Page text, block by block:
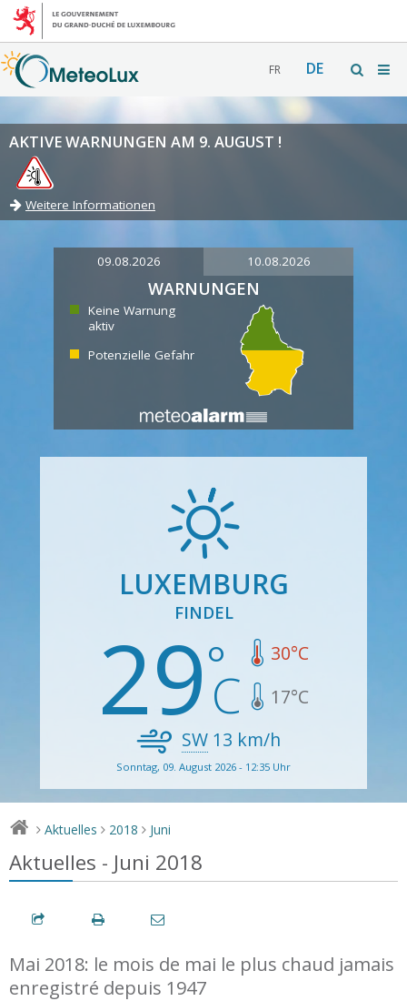
FR DE
AKTIVE WARNUNGEN AM 9. AUGUST !
Weitere Informationen
09.08.2026 10.08.2026
WARNUNGEN
Keine Warnung
aktiv
Potenzielle Gefahr
LUXEMBURG
FINDEL
29 30°C
17°C
SW13 km/h
Sonntag, 09. August 2026 - 12:35 Uhr
> Aktuelles > 2018 > Juni
Aktuelles - Juni 2018
Mai 2018: le mois de mai le plus chaud jamais
enregistré depuis 1947